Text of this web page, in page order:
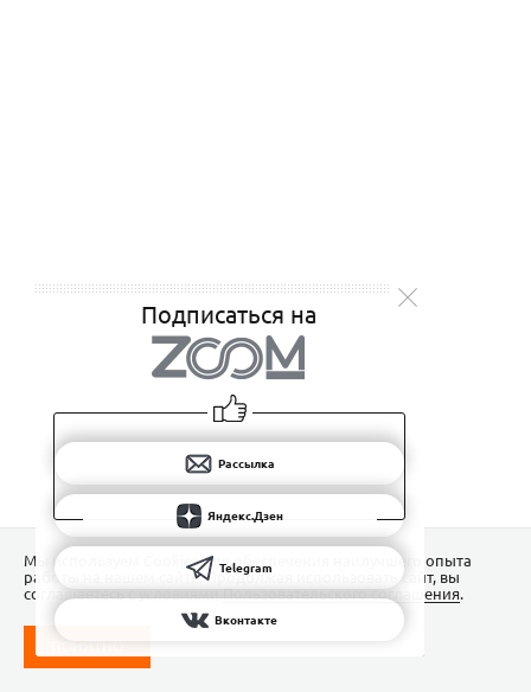
Подписаться на
Рассылка
Яндекс.Дзен
Telegram
Вконтакте
Мы используем Сookies для обеспечения наилучшего опыта
работы на нашем сайте. Продолжая использовать сайт, вы
соглашаетесь с условиямиПользовательского соглашения.
ПОНЯТНО